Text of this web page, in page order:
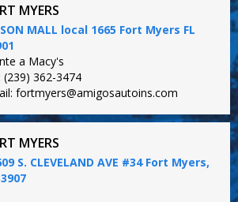
MYERS
MALL local 1665 Fort Myers FL
a Macy's
(239) 362-3474
fortmyers@amigosautoins.com
MYERS
S. CLEVELAND AVE #34 Fort Myers,